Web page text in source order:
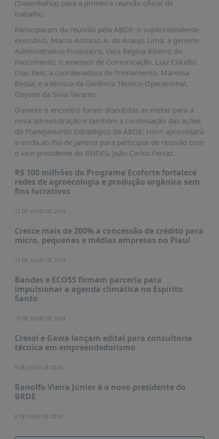
DADOS
FRENTE
PARLAMENTAR
SOBRE
A
FRENTE
MATERIAIS
INFORMAÇÕES
CURSOS
E
EVENTOS
INSCRIÇÕES
MATERIAIS
REVISTA
ESTUDOS
NOTÍCIAS
PRÊMIO
BID
ABDE
DE
JORNALISMO
SABER
(Desenbahia) para a primeira reunião oficial de
trabalho.
Participaram da reunião pela ABDE: o superintendente-
executivo, Marco Antonio A. de Araujo Lima; a gerente
Administrativo-Financeira, Vera Regina Ribeiro do
Nascimento; o assessor de Comunicação, Luiz Cláudio
Dias Reis; a coordenadora de Treinamento, Maressa
Bessa; e a técnica da Gerência Técnico-Operacional,
Dayane da Silva Tavares.
Durante o encontro foram discutidas as metas para a
nova administração e também a continuação das ações
do Planejamento Estratégico da ABDE. Horn aproveitará
a vinda ao Rio de Janeiro para participar de reunião com
o vice-presidente do BNDES, João Carlos Ferraz.
R$ 100 milhões do Programa Ecoforte fortalece
redes de agroecologia e produção orgânica sem
fins lucrativos
12 DE JULHO DE 2024
Cresce mais de 200% a concessão de crédito para
micro, pequenas e médias empresas no Piauí
11 DE JULHO DE 2024
Bandes e ECO55 firmam parceria para
impulsionar a agenda climática no Espírito
Santo
10 DE JULHO DE 2024
Cresol e Gawa lançam edital para consultoria
técnica em empreendedorismo
9 DE JULHO DE 2024
Ranolfo Vieira Júnior é o novo presidente do
BRDE
8 DE JULHO DE 2024